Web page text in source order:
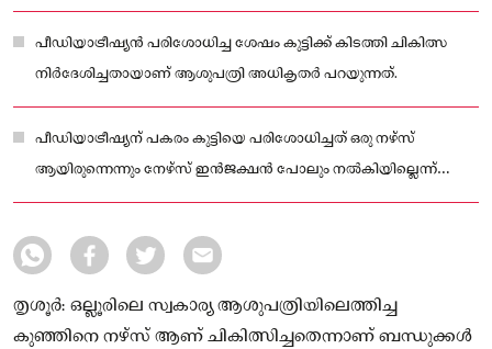
പീഡിയാട്രീഷ്യൻ പരിശോധിച്ച ശേഷം കുട്ടിക്ക് കിടത്തി ചികിത്സ
നിർദേശിച്ചതായാണ് ആശുപത്രി അധികൃതർ പറയുന്നത്.
പീഡിയാട്രീഷ്യന് പകരം കുട്ടിയെ പരിശോധിച്ചത് ഒരു നഴ്‌സ്
ആയിരുന്നെന്നും നേഴ്സ് ഇൻജക്ഷൻ പോലും നല്‍കിയില്ലെന്ന്
ബന്ധുക്കള്‍ പറയുന്നു.
തൃശൂർ: ഒല്ലൂരിലെ സ്വകാര്യ ആശുപത്രിയിലെത്തിച്ച
കുഞ്ഞിനെ നഴ്‌സ് ആണ് ചികിത്സിച്ചതെന്നാണ് ബന്ധുക്കള്‍